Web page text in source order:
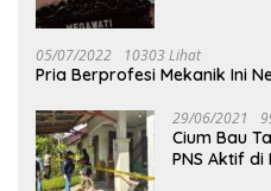
05/07/2022 10303 Lihat
Pria Berprofesi Mekanik Ini
29/06/2021
Cium Bau
PNS Aktif di